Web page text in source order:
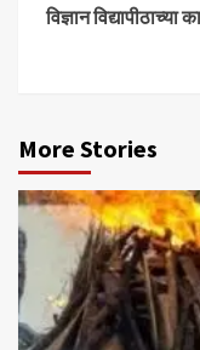
विज्ञान
More Stories